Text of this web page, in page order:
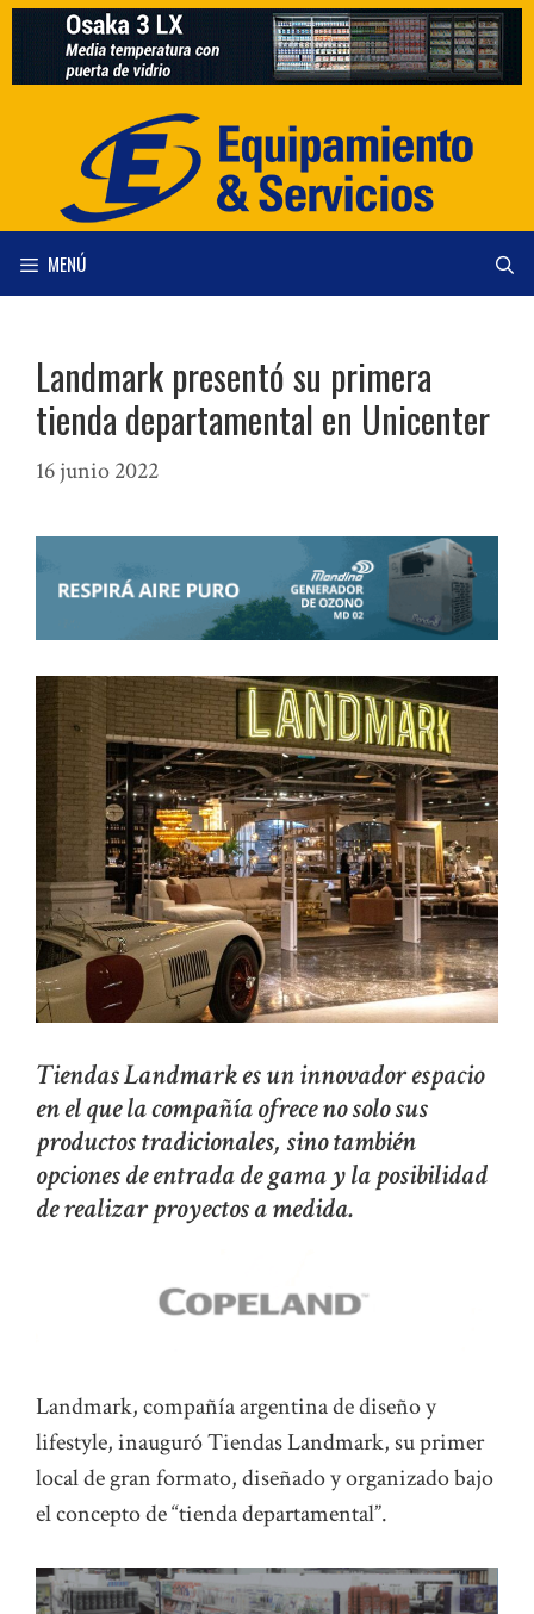
Saltar
contenido
MENÚ
Landmark presentó su primera
tienda departamental en Unicenter
16 junio 2022
Tiendas Landmark es un innovador espacio
en el que la compañía ofrece no solo sus
productos tradicionales, sino también
opciones de entrada de gama y la posibilidad
de realizar proyectos a medida.
Landmark, compañía argentina de diseño y
lifestyle, inauguró Tiendas Landmark, su primer
local de gran formato, diseñado y organizado bajo
el concepto de “tienda departamental”.